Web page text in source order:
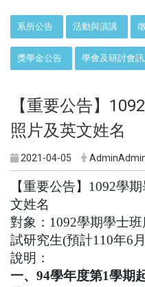
系所公告 活動與演講
獎學金公告 學會及研討會訊
【重要公告】
照片及英文姓名
2021-04-05
【重要公告】 1092學
文姓名
對象： 1092學期學士
試研究生(預計110年6
說明：
一、 94學年度第1學期